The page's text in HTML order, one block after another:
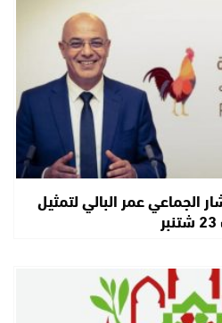
الجماعي عمر البالي لتمثيل